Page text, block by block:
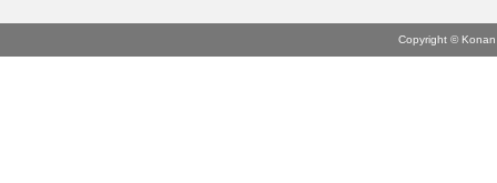
Copyright ©